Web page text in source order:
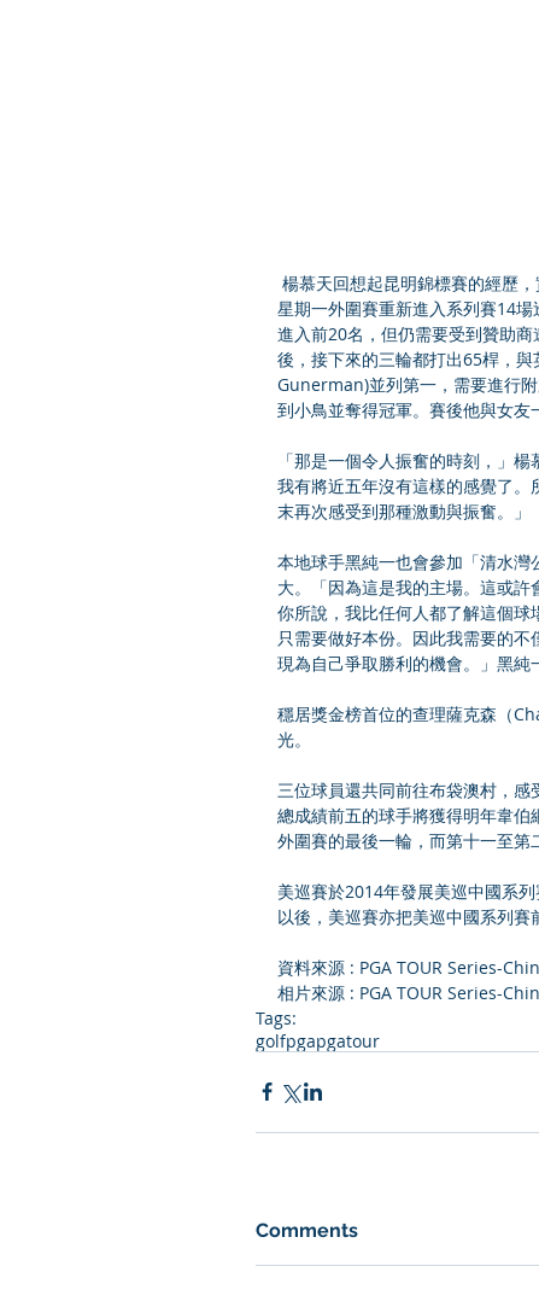
星期一外圍賽重新進入系列賽14
進入前20名，但仍需要受到贊助
後，接下來的三輪都打出65桿，
Gunerman)並列第一，需要進行
到小鳥並奪得冠軍。賽後他與女友
「那是一個令人振奮的時刻，」
我有將近五年沒有這樣的感覺了
末再次感受到那種激動與振奮。」
本地球手黑純一也會參加「清水
大。「因為這是我的主場。這或
你所說，我比任何人都了解這個
只需要做好本份。因此我需要的
現為自己爭取勝利的機會。」黑純
穩居獎金榜首位的查理薩克森（
光。
三位球員還共同前往布袋澳村，感
總成績前五的球手將獲得明年韋
外圍賽的最後一輪，而第十一至第
美巡賽於2014年發展美巡中國系
以後，美巡賽亦把美巡中國系列賽
資料來源 : PGA TOUR Series-
相片來源 : PGA TOUR Series-
Tags:
golfpgapgatour
Comments